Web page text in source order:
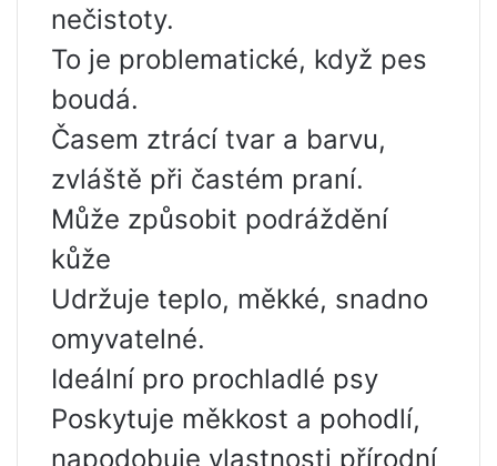
nečistoty.
To je problematické, když pes
boudá.
Časem ztrácí tvar a barvu,
zvláště při častém praní.
Může způsobit podráždění
kůže
Udržuje teplo, měkké, snadno
omyvatelné.
Ideální pro prochladlé psy
Poskytuje měkkost a pohodlí,
napodobuje vlastnosti přírodní